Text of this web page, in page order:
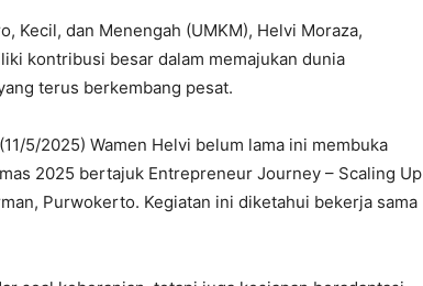
Kecil, dan Menengah (UMKM), Helvi Moraza,
kontribusi besar dalam memajukan dunia
terus berkembang pesat.
5/2025) Wamen Helvi belum lama ini membuka
2025 bertajuk Entrepreneur Journey – Scaling Up
Purwokerto. Kegiatan ini diketahui bekerja sama